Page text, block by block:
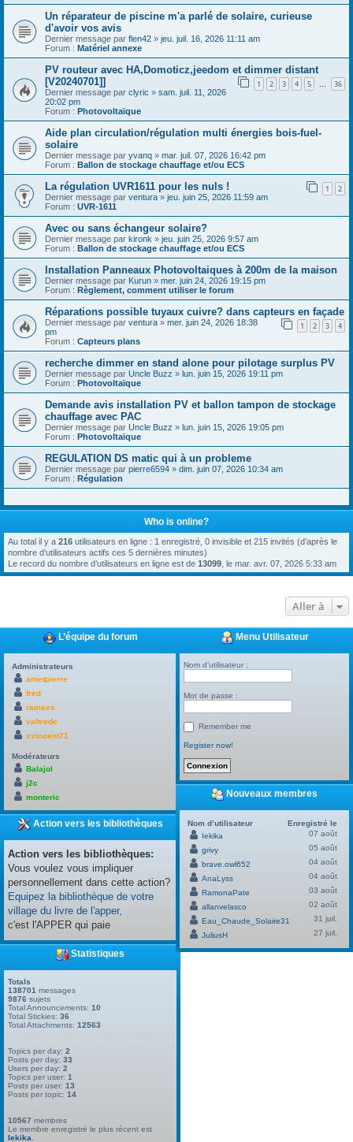
Un réparateur de piscine m'a parlé de solaire, curieuse
d'avoir vos avis
Dernier message par flen42 » jeu. juil. 16, 2026 11:11 am
Forum : Matériel annexe
PV routeur avec HA,Domoticz,jeedom et dimmer distant
[V20240701]]
1 2 3 4 5 … 36
Dernier message par clyric » sam. juil. 11, 2026
20:02 pm
Forum : Photovoltaïque
Aide plan circulation/régulation multi énergies bois-fuel-
solaire
Dernier message par yvanq » mar. juil. 07, 2026 16:42 pm
Forum : Ballon de stockage chauffage et/ou ECS
La régulation UVR1611 pour les nuls ! 1 2
Dernier message par ventura » jeu. juin 25, 2026 11:59 am
Forum : UVR-1611
Avec ou sans échangeur solaire?
Dernier message par kironk » jeu. juin 25, 2026 9:57 am
Forum : Ballon de stockage chauffage et/ou ECS
Installation Panneaux Photovoltaiques à 200m de la maison
Dernier message par Kurun » mer. juin 24, 2026 19:15 pm
Forum : Règlement, comment utiliser le forum
Réparations possible tuyaux cuivre? dans capteurs en façade
1 2 3 4
Dernier message par ventura » mer. juin 24, 2026 18:38
pm
Forum : Capteurs plans
recherche dimmer en stand alone pour pilotage surplus PV
Dernier message par Uncle Buzz » lun. juin 15, 2026 19:11 pm
Forum : Photovoltaïque
Demande avis installation PV et ballon tampon de stockage
chauffage avec PAC
Dernier message par Uncle Buzz » lun. juin 15, 2026 19:05 pm
Forum : Photovoltaïque
REGULATION DS matic qui à un probleme
Dernier message par pierre6594 » dim. juin 07, 2026 10:34 am
Forum : Régulation
Who is online?
Au total il y a 216 utilisateurs en ligne : 1 enregistré, 0 invisible et 215 invités (d’après le
nombre d’utilisateurs actifs ces 5 dernières minutes)
Le record du nombre d’utilisateurs en ligne est de 13099 , le mar. avr. 07, 2026 5:33 am
Aller à
L’équipe du forum
Administrateurs
ametpierre
fred
ramses
valtrede
xvincent71
Modérateurs
Balajol
j2c
monteric
Action vers les bibliothèques
Action vers les bibliothèques:
Vous voulez vous impliquer
personnellement dans cette action?
Equipez la bibliothèque de votre
village du livre de l'apper,
c'est l'APPER qui paie
Statistiques
Totals
138701 messages
9876 sujets
Total Announcements: 10
Total Stickies: 36
Total Attachments: 12563
Topics per day: 2
Posts per day: 33
Users per day: 2
Topics per user: 1
Posts per user: 13
Posts per topic: 14
10567 membres
Le membre enregistré le plus récent est
Iekika
Menu Utilisateur
Nom d’utilisateur :
Mot de passe :
Remember me
Register now!
Nouveaux membres
Nom d’utilisateur
Enregistré le
Iekika
07 août
grivy
05 août
brave.owl652
04 août
AnaLyss
04 août
RamonaPate
03 août
allanvelasco
02 août
Eau_Chaude_Solaire31
31 juil.
JuliusH
27 juil.